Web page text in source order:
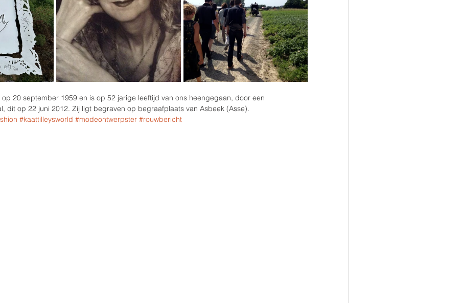
op 20 september 1959 en is op 52 jarige leeftijd van ons heengegaan, door een
dit op 22 juni 2012. Zij ligt begraven op begraafplaats van Asbeek (Asse).
#kaattilleysworld #modeontwerpster #rouwbericht